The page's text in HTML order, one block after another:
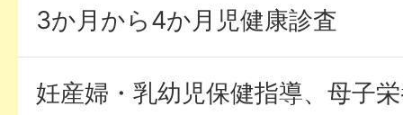
3か月から4か月児健康診査
妊産婦・乳幼児保健指導、母子